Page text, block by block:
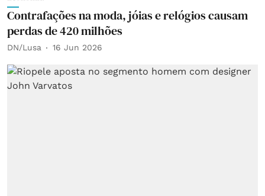
Contrafações na moda, jóias e relógios causam
perdas de 420 milhões
DN/Lusa 16 Jun 2026